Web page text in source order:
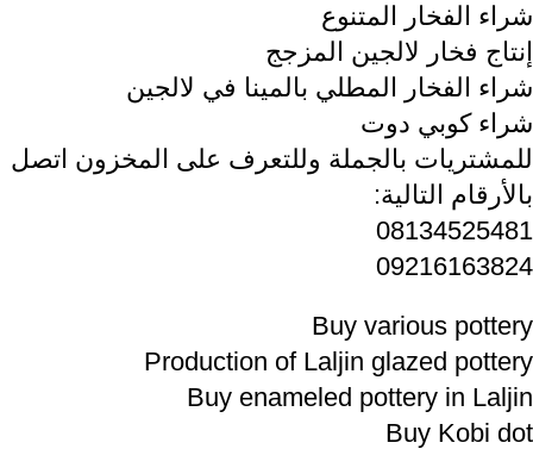
شراء الفخار المتنوع
إنتاج فخار لالجين المزجج
شراء الفخار المطلي بالمينا في لالجين
شراء كوبي دوت
للمشتريات بالجملة وللتعرف على المخزون اتصل
بالأرقام التالية:
08134525481
09216163824
Buy various pottery
Production of Laljin glazed pottery
Buy enameled pottery in Laljin
Buy Kobi dot